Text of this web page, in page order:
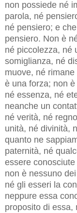
non possiede né
parola, né
né pensiero; e
pen­siero. Non è
né piccolezza, né
somiglianza, né
muove, né
è una forza; non
né essenza, né
neanche un
né verità, né
unità, né divinità,
quanto ne
paternità, né
essere
non è nessuno
né gli esseri la
neppure essa
proposito di essa,